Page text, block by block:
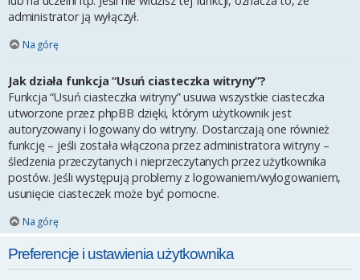
administrator ją wyłączył.
Na górę
Jak działa funkcja “Usuń ciasteczka witryny”?
Funkcja “Usuń ciasteczka witryny” usuwa wszystkie ciasteczka
utworzone przez phpBB dzięki, którym użytkownik jest
autoryzowany i logowany do witryny. Dostarczają one również
funkcję – jeśli została włączona przez administratora witryny –
śledzenia przeczytanych i nieprzeczytanych przez użytkownika
postów. Jeśli występują problemy z logowaniem/wylogowaniem,
usunięcie ciasteczek może być pomocne.
Na górę
Preferencje i ustawienia użytkownika